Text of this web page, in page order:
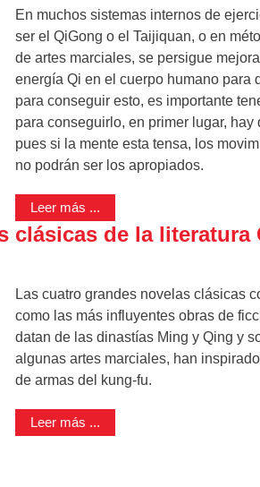
En muchos sistemas internos de
ser el QiGong o el Taijiquan, o en
de artes marciales, se persigue
energía Qi en el cuerpo humano para
para conseguir esto, es importante
para conseguirlo, en primer lugar,
pues si la mente esta tensa, los
no podrán ser los apropiados.
Leer más ...
clásicas de la literatura
Las cuatro grandes novelas clásicas
como las más influyentes obras de
datan de las dinastías Ming y Qing y
algunas artes marciales, han
de armas del kung-fu.
Leer más ...